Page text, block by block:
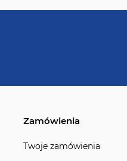
Zamówienia
Twoje zamówienia